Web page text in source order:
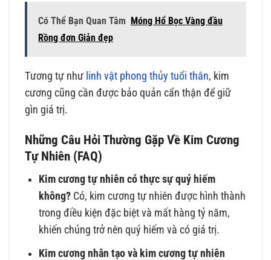
Có Thể Bạn Quan Tâm
Móng Hổ Bọc Vàng đầu
Rồng đơn Giản đẹp
Tương tự như linh vật phong thủy tuổi thân, kim
cương cũng cần được bảo quản cẩn thận để giữ
gìn giá trị.
Những Câu Hỏi Thường Gặp Về Kim Cương
Tự Nhiên (FAQ)
Kim cương tự nhiên có thực sự quý hiếm
không? Có, kim cương tự nhiên được hình thành
trong điều kiện đặc biệt và mất hàng tỷ năm,
khiến chúng trở nên quý hiếm và có giá trị.
Kim cương nhân tạo và kim cương tự nhiên